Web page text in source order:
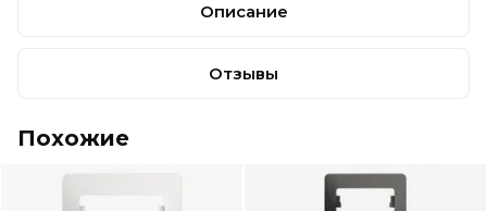
Описание
Отзывы
Похожие